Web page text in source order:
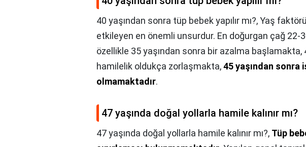
40 yaşından sonra tüp bebek yapılır mı?,Yaş
etkileyen en önemli unsurdur. En doğurgan çağ 22-
özellikle 35 yaşından sonra bir azalma başlamakta,
hamilelik oldukça zorlaşmakta,45 yaşından sonra
olmamaktadır.
47 yaşında doğal yollarla hamile kalınır mı?
47 yaşında doğal yollarla hamile kalınır mı?, Tüp